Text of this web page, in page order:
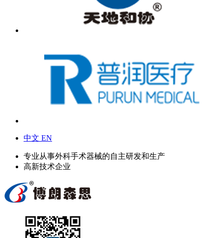
中文 EN
专业从事外科手术器械的自主研发和生产
高新技术企业